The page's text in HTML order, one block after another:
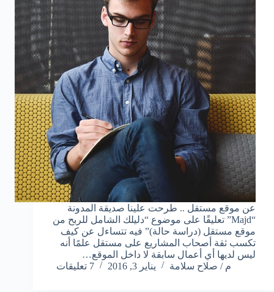
عن موقع مستقل .. طرحت علينا صديقة المدونة
“Majd” تعليقًا على موضوع “دليلك الشامل للربح من
موقع مستقل (دراسة حالة)” فيه تتساءل عن كيف
تكسب ثقة أصحاب المشاريع على مستقل علمًا أنه
ليس لديها أي أعمال سابقة لا داخل الموقع…
م / صلاح سلامة
يناير 3, 2016 7 تعليقات